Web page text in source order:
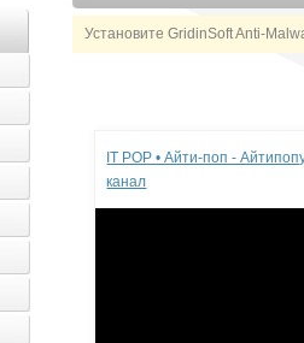
Установите GridinSoft Anti-
IT POP • Айти-поп -
канал